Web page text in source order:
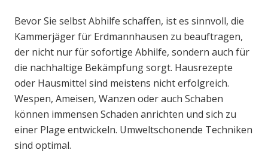
Bevor Sie selbst Abhilfe schaffen, ist es sinnvoll, die
Kammerjäger für Erdmannhausen zu beauftragen,
der nicht nur für sofortige Abhilfe, sondern auch für
die nachhaltige Bekämpfung sorgt. Hausrezepte
oder Hausmittel sind meistens nicht erfolgreich.
Wespen, Ameisen, Wanzen oder auch Schaben
können immensen Schaden anrichten und sich zu
einer Plage entwickeln. Umweltschonende Techniken
sind optimal.